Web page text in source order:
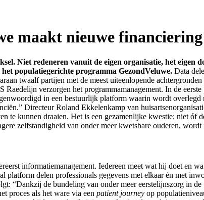
maakt nieuwe
Niet redeneren vanuit de eigen organisatie, het eigen
populatiegerichte programma GezondVeluwe. Data
twaalf partijen met de meest uiteenlopende
Raedelijn verzorgen het programmamanagement. In de
in een bestuurlijk platform waarin wordt overlegd
Directeur Roland Ekkelenkamp van
te kunnen draaien. Het is een gezamenlijke kwestie; niet
zelfstandigheid van onder meer kwetsbare ouderen,
informatiemanagement. Iedereen meet wat hij doet en
platform delen professionals gegevens met elkaar én met
“Dankzij de bundeling van onder meer eerstelijnszorg in
proces als het ware via een patient journey op